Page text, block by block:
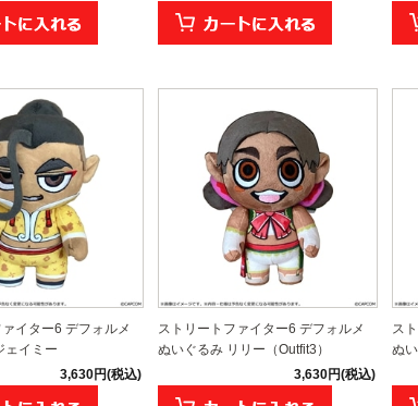
イター6 デフォルメ
ェイミー
3,630円(税込)
ストリートファイター6 デフォルメ
ぬいぐるみ リリー（Outfit3）
3,630円(税込)
ス
ぬ